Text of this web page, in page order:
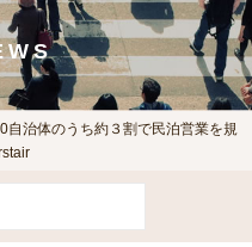
自治体のうち約３割で民泊営業を規